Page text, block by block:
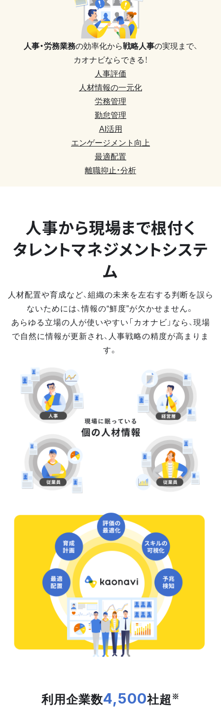
人事・労務業務の効率化から戦略人事の実現まで、
カオナビならできる！
人事評価
人材情報の一元化
労務管理
勤怠管理
AI活用
エンゲージメント向上
最適配置
離職抑止・分析
人事から現場まで根付く
タレントマネジメントシステ
ム
人材配置や育成など、組織の未来を左右する判断を誤ら
ないためには、情報の“鮮度”が欠かせません。
あらゆる立場の人が使いやすい「カオナビ」なら、現場
で自然に情報が更新され、人事戦略の精度が高まりま
す。
利用企業数4,500社超 ※